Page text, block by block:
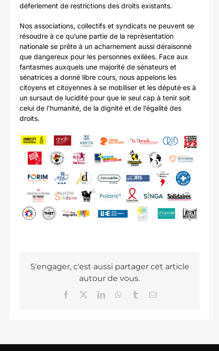
déferlement de restrictions des droits existants.
Nos associations, collectifs et syndicats ne peuvent se
résoudre à ce qu’une partie de la représentation
nationale se prête à un acharnement aussi déraisonné
que dangereux pour les personnes exilées. Face aux
fantasmes auxquels une majorité de sénateurs et
sénatrices a donné libre cours, nous appelons les
citoyens et citoyennes à se mobiliser et les député·es à
un sursaut de lucidité pour que le seul cap à tenir soit
celui de l’humanité, de la dignité et de l’égalité des
droits.
S'engager, c'est aussi partager cet article
autour de vous.
Facebook LinkedInWhatsAppTumblrEmail